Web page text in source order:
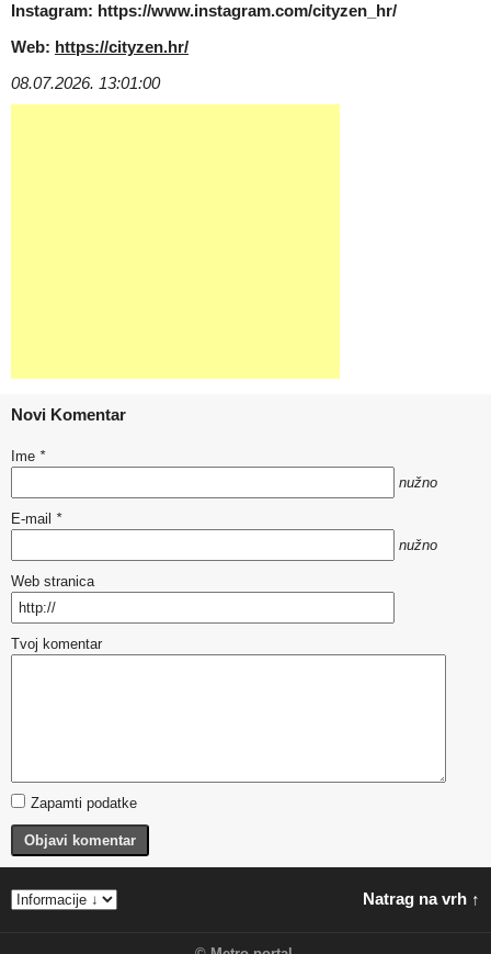
Instagram: https://www.instagram.com/cityzen_hr/
Web: https://cityzen.hr/
08.07.2026. 13:01:00
Novi Komentar
Ime *
nužno
E-mail *
nužno
Web stranica
Tvoj komentar
Zapamti podatke
Objavi komentar
Natrag na vrh ↑